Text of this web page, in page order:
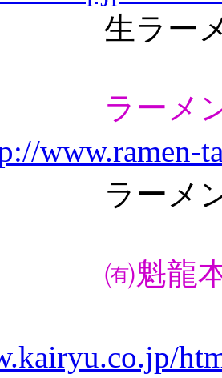
メン、
ラーメ
www.ramen-
メ
㈲魁龍